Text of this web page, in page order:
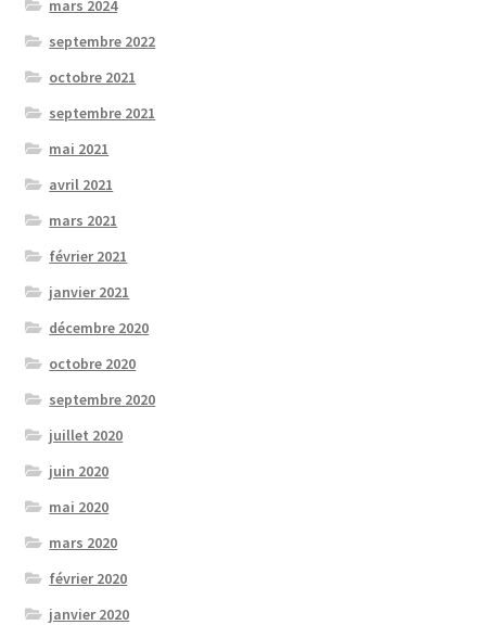
mars 2024
septembre 2022
octobre 2021
septembre 2021
mai 2021
avril 2021
mars 2021
février 2021
janvier 2021
décembre 2020
octobre 2020
septembre 2020
juillet 2020
juin 2020
mai 2020
mars 2020
février 2020
janvier 2020